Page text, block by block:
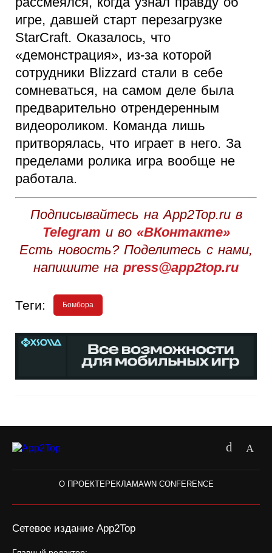
игре, давшей старт перезагрузке
StarCraft. Оказалось, что
«демонстрация», из-за которой
сотрудники Blizzard стали в себе
сомневаться, на самом деле была
предварительно отрендеренным
видеороликом. Команда лишь
притворялась, что играет в него. За
пределами ролика игра вообще не
работала.
Подписывайтесь на App2Top.ru в
Telegram и во «ВКонтакте»
Есть новость? Поделитесь с нами,
напишите на press@app2top.ru
Теги: Бомбора
О ПРОЕКТЕ РЕКЛАМАWN CONFERENCE
Сетевое издание App2Top